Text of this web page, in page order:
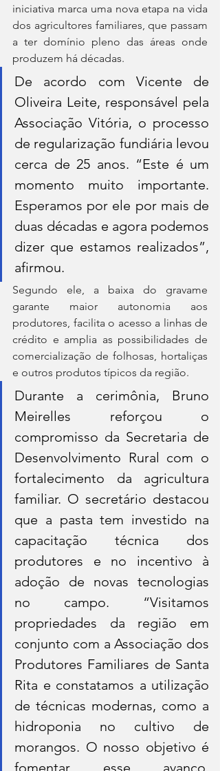
iniciativa marca uma nova etapa na vida
dos agricultores familiares, que passam
a ter domínio pleno das áreas onde
produzem há décadas.
De acordo com Vicente de
Oliveira Leite, responsável pela
Associação Vitória, o processo
de regularização fundiária levou
cerca de 25 anos. “Este é um
momento muito importante.
Esperamos por ele por mais de
duas décadas e agora podemos
dizer que estamos realizados”,
afirmou.
Segundo ele, a baixa do gravame
garante maior autonomia aos
produtores, facilita o acesso a linhas de
crédito e amplia as possibilidades de
comercialização de folhosas, hortaliças
e outros produtos típicos da região.
Durante a cerimônia, Bruno
Meirelles reforçou o
compromisso da Secretaria de
Desenvolvimento Rural com o
fortalecimento da agricultura
familiar. O secretário destacou
que a pasta tem investido na
capacitação técnica dos
produtores e no incentivo à
adoção de novas tecnologias
no campo. “Visitamos
propriedades da região em
conjunto com a Associação dos
Produtores Familiares de Santa
Rita e constatamos a utilização
de técnicas modernas, como a
hidroponia no cultivo de
morangos. O nosso objetivo é
fomentar esse avanço,